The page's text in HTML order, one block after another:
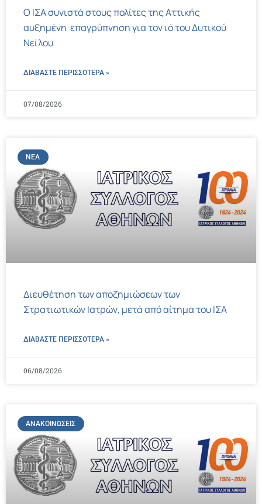
Ο ΙΣΑ συνιστά στους πολίτες της Αττικής
αυξημένη επαγρύπνηση για τον ιό του Δυτικού
Νείλου
ΔΙΑΒΑΣΤΕ ΠΕΡΙΣΣΌΤΕΡΑ »
07/08/2026
ΝΈΑ
Διευθέτηση των αποζημιώσεων των
Στρατιωτικών Ιατρών, μετά από αίτημα του ΙΣΑ
ΔΙΑΒΑΣΤΕ ΠΕΡΙΣΣΌΤΕΡΑ »
06/08/2026
ΑΝΑΚΟΙΝΏΣΕΙΣ